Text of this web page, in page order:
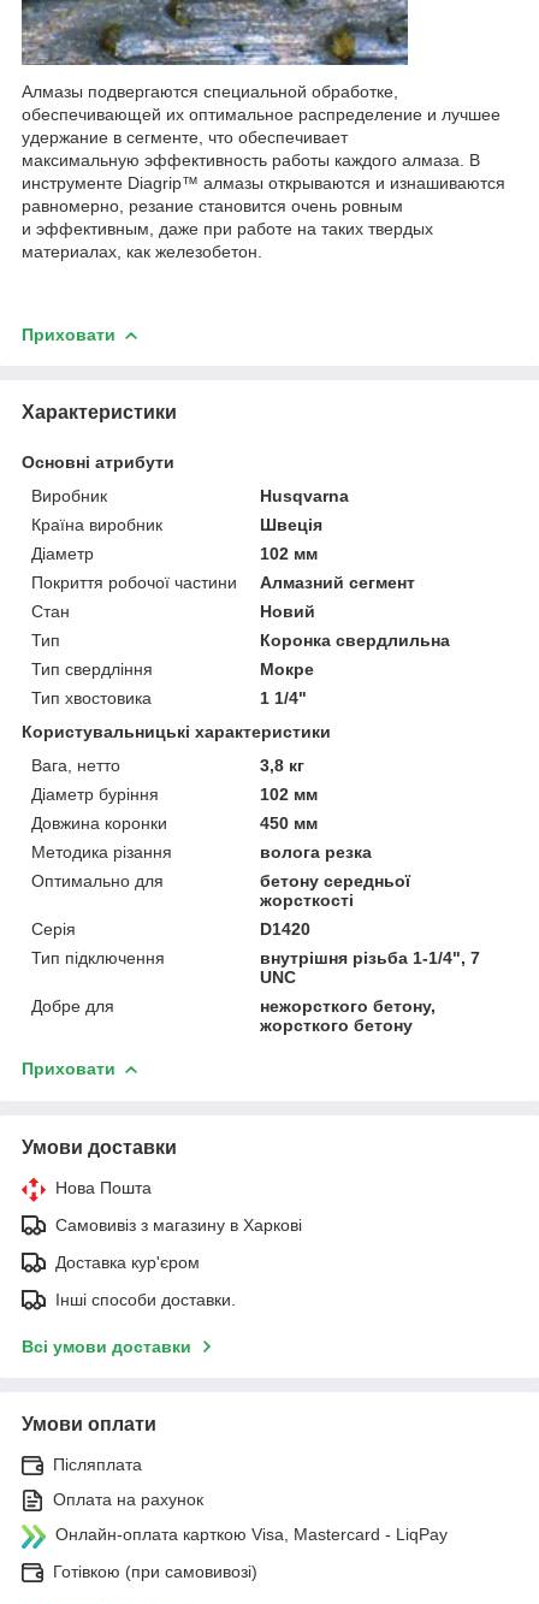
Алмазы подвергаются специальной обработке,
обеспечивающей их оптимальное распределение и лучшее
удержание в сегменте, что обеспечивает
максимальную эффективность работы каждого алмаза. В
инструменте Diagrip™ алмазы открываются и изнашиваются
равномерно, резание становится очень ровным
и эффективным, даже при работе на таких твердых
материалах, как железобетон.
Приховати
Характеристики
Основні атрибути
Виробник
Husqvarna
Країна виробник
Швеція
Діаметр
102 мм
Покриття робочої частини
Алмазний сегмент
Стан
Новий
Тип
Коронка свердлильна
Тип свердління
Мокре
Тип хвостовика
1 1/4"
Користувальницькі характеристики
Вага, нетто
3,8 кг
Діаметр буріння
102 мм
Довжина коронки
450 мм
Методика різання
волога резка
Оптимально для
бетону середньої
жорсткості
Серія
D1420
Тип підключення
внутрішня різьба 1-1/4", 7
UNC
Добре для
нежорсткого бетону,
жорсткого бетону
Приховати
Умови доставки
Нова Пошта
Самовивіз з магазину в Харкові
Доставка кур'єром
Інші способи доставки.
Всі умови доставки
Умови оплати
Післяплата
Оплата на рахунок
Онлайн-оплата карткою Visa, Mastercard - LiqPay
Готівкою (при самовивозі)